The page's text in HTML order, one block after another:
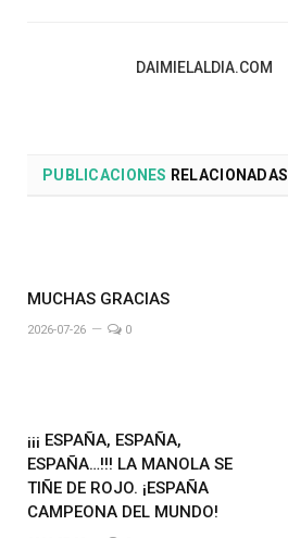
DAIMIELALDIA.COM
PUBLICACIONES RELACIONADAS
MUCHAS GRACIAS
2026-07-26 0
¡¡¡ ESPAÑA, ESPAÑA,
ESPAÑA…!!! LA MANOLA SE
TIÑE DE ROJO. ¡ESPAÑA
CAMPEONA DEL MUNDO!